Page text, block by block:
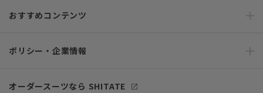
おすすめコンテンツ
ポリシー・企業情報
オーダースーツなら SHITATE